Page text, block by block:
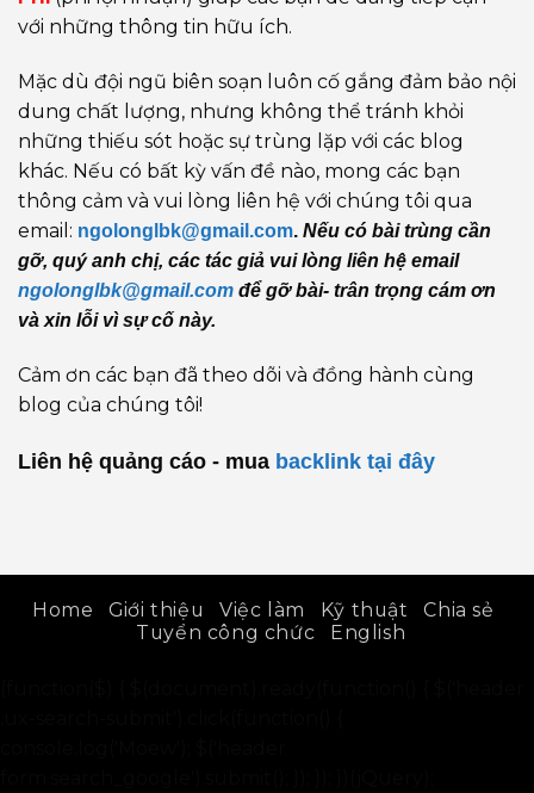
với những thông tin hữu ích.
Mặc dù đội ngũ biên soạn luôn cố gắng đảm bảo nội
dung chất lượng, nhưng không thể tránh khỏi
những thiếu sót hoặc sự trùng lặp với các blog
khác. Nếu có bất kỳ vấn đề nào, mong các bạn
thông cảm và vui lòng liên hệ với chúng tôi qua
email: ngolonglbk@gmail.com. Nếu có bài trùng cần
gỡ, quý anh chị, các tác giả vui lòng liên hệ email
ngolonglbk@gmail.com để gỡ bài- trân trọng cám ơn
và xin lỗi vì sự cố này.
Cảm ơn các bạn đã theo dõi và đồng hành cùng
blog của chúng tôi!
Liên hệ quảng cáo - mua backlink tại đây
Home Giới thiệu Việc làm Kỹ thuật
Chia sẻ
Tuyển công chức
English